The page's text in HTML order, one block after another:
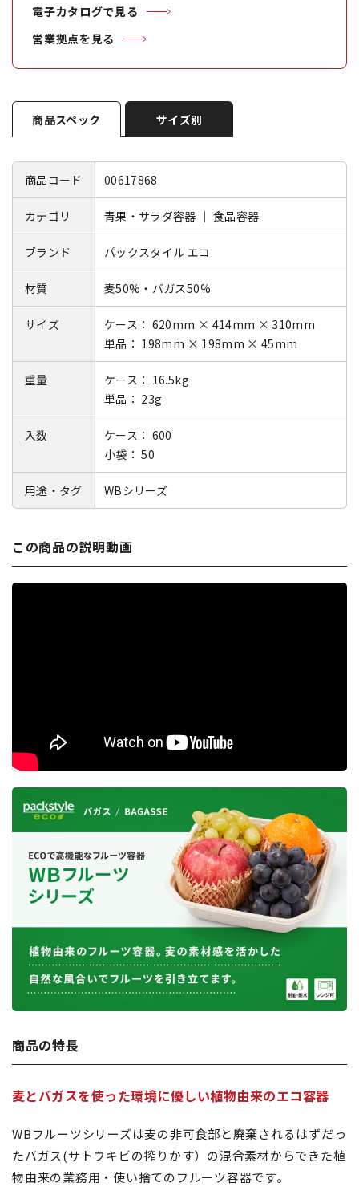
電子カタログで見る
営業拠点を見る
商品スペック サイズ別
商品コード 00617868
カテゴリ 青果・サラダ容器 ｜ 食品容器
ブランド パックスタイル エコ
材質 麦50%・バガス50%
サイズ
ケース： 620mm × 414mm × 310mm
単品： 198mm × 198mm × 45mm
重量
ケース： 16.5kg
単品： 23g
入数
ケース： 600
小袋： 50
用途・タグ WBシリーズ
この商品の説明動画
商品の特長
麦とバガスを使った環境に優しい植物由来のエコ容器
WBフルーツシリーズは麦の非可食部と廃棄されるはずだっ
たバガス(サトウキビの搾りかす）の混合素材からできた植
物由来の業務用・使い捨てのフルーツ容器です。